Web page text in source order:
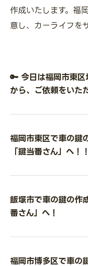
作成いたします。福
意し、カーライフを
🔑 今日は福岡市東区
から、ご依頼をいた
福岡市東区で車の鍵
「鍵当番さん」へ！！
飯塚市で車の鍵の作
番さん」へ！
福岡市博多区で車の